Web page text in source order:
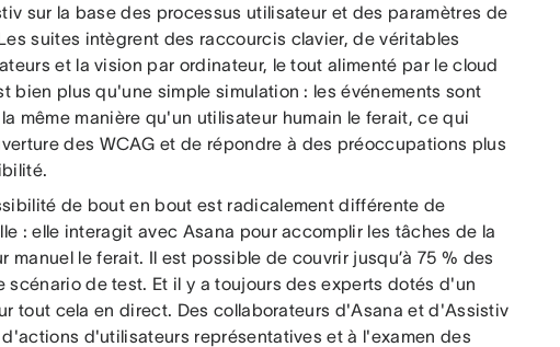
sur la base des processus utilisateur et des paramètres de
suites intègrent des raccourcis clavier, de véritables
et la vision par ordinateur, le tout alimenté par le cloud
bien plus qu'une simple simulation : les événements sont
même manière qu'un utilisateur humain le ferait, ce qui
des WCAG et de répondre à des préoccupations plus
de bout en bout est radicalement différente de
: elle interagit avec Asana pour accomplir les tâches de la
manuel le ferait. Il est possible de couvrir jusqu’à 75 % des
scénario de test. Et il y a toujours des experts dotés d'un
tout cela en direct. Des collaborateurs d'Asana et d'Assistiv
d'utilisateurs représentatives et à l'examen des